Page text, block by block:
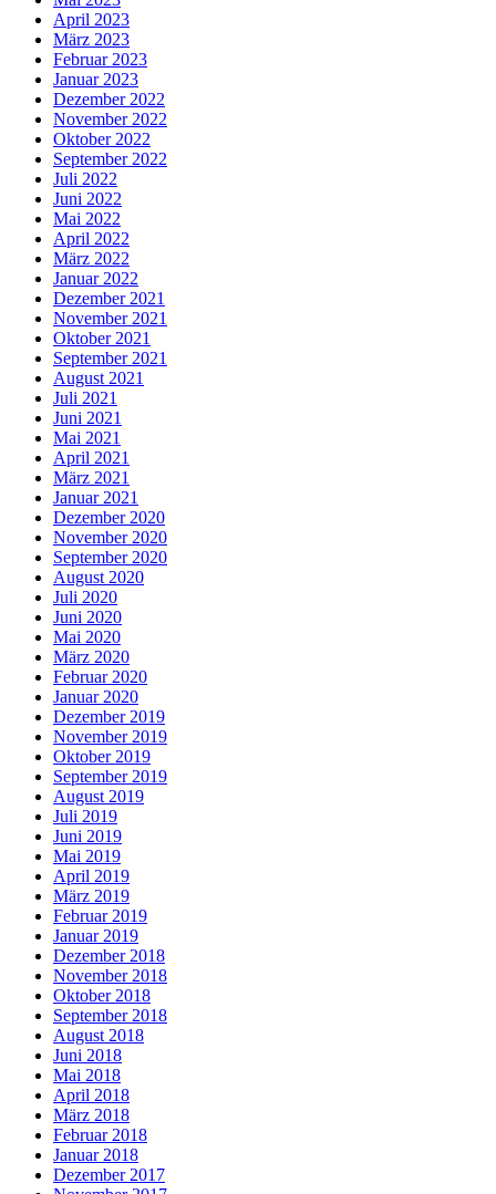
April 2023
März 2023
Februar 2023
Januar 2023
Dezember 2022
November 2022
Oktober 2022
September 2022
Juli 2022
Juni 2022
Mai 2022
April 2022
März 2022
Januar 2022
Dezember 2021
November 2021
Oktober 2021
September 2021
August 2021
Juli 2021
Juni 2021
Mai 2021
April 2021
März 2021
Januar 2021
Dezember 2020
November 2020
September 2020
August 2020
Juli 2020
Juni 2020
Mai 2020
März 2020
Februar 2020
Januar 2020
Dezember 2019
November 2019
Oktober 2019
September 2019
August 2019
Juli 2019
Juni 2019
Mai 2019
April 2019
März 2019
Februar 2019
Januar 2019
Dezember 2018
November 2018
Oktober 2018
September 2018
August 2018
Juni 2018
Mai 2018
April 2018
März 2018
Februar 2018
Januar 2018
Dezember 2017